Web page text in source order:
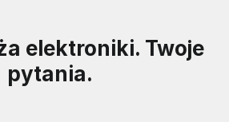
elektroniki. Twoje
pytania.